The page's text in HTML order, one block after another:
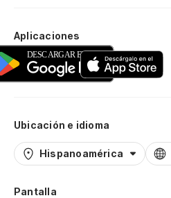
Aplicaciones
Ubicación e idioma
Hispanoamérica
Pantalla